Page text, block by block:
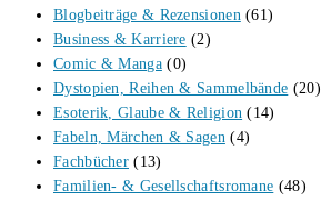
Blogbeiträge & Rezensionen (61)
Business & Karriere (2)
Comic & Manga (0)
Dystopien, Reihen & Sammelbände (20)
Esoterik, Glaube & Religion (14)
Fabeln, Märchen & Sagen (4)
Fachbücher (13)
Familien- & Gesellschaftsromane (48)